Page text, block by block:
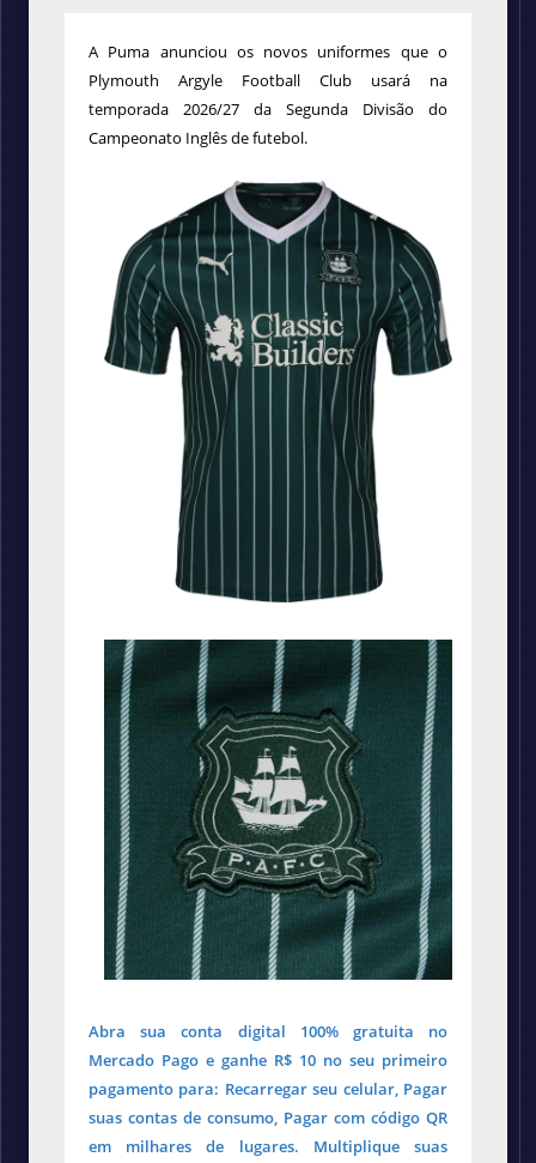
A Puma anunciou os novos uniformes que o
Plymouth Argyle Football Club usará na
temporada 2026/27 da Segunda Divisão do
Campeonato Inglês de futebol.
Abra sua conta digital 100% gratuita no
Mercado Pago e ganhe R$ 10 no seu primeiro
pagamento para: Recarregar seu celular, Pagar
suas contas de consumo, Pagar com código QR
em milhares de lugares. Multiplique suas